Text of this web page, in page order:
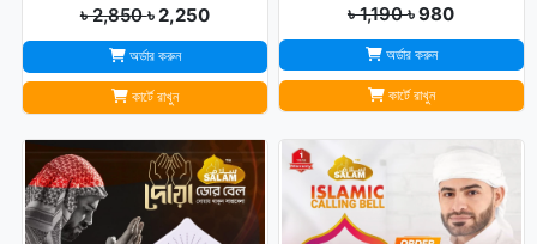
৳ 2,850৳ 2,250
অর্ডার করুন
কার্টে রাখুন
৳ 1,190৳ 980
অর্ডার করুন
কার্টে রাখুন